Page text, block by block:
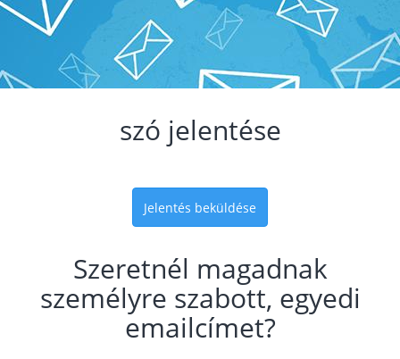
szó jelentése
Jelentés beküldése
Szeretnél magadnak
személyre szabott, egyedi
emailcímet?